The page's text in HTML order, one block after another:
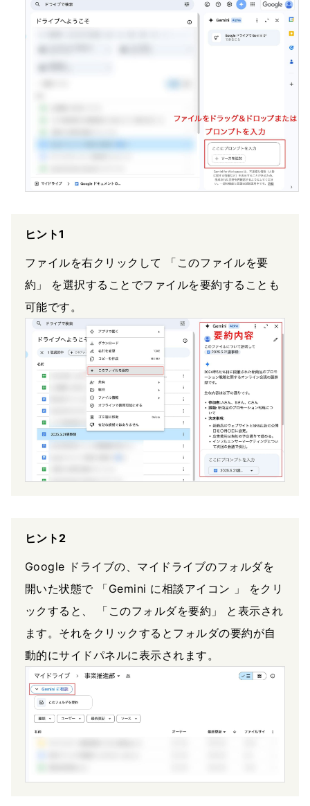
ヒント1
ファイルを右クリックして 「このファイルを要
約」 を選択することでファイルを要約することも
可能です。
ヒント2
Google ドライブの、マイドライブのフォルダを
開いた状態で 「Gemini に相談アイコン 」 をクリ
ックすると、 「このフォルダを要約」 と表示され
ます。それをクリックするとフォルダの要約が自
動的にサイドパネルに表示されます。